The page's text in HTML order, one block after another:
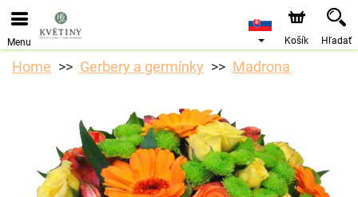
Objednávky prijímame prostredníctvom nášho e-shopu.
Najskorší možný termín doručenia je od 10.8.2026 z
Menu Košík Hľadať
Home Gerbery a germínky Madrona